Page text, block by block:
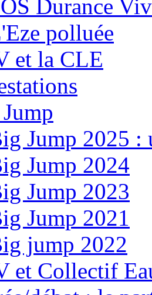
Durance
polluée
et la CLE
Jump 2025 :
Jump 2024
Jump 2023
Jump 2021
jump 2022
et Collectif